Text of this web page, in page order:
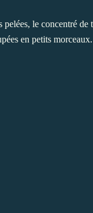
le concentré
en petits morceaux.